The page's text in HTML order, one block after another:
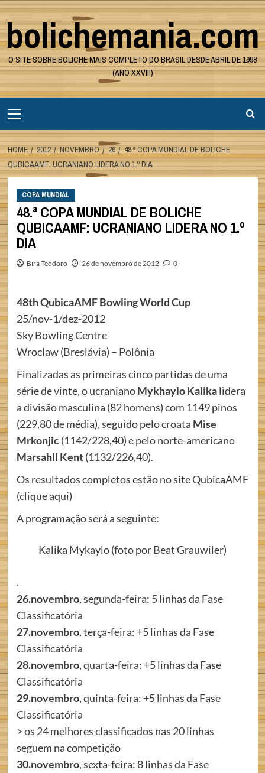
Skip
to
content
bolichemania.com
O SITE SOBRE BOLICHE MAIS COMPLETO DO BRASIL DESDE ABRIL DE 1998
(ANO XXVIII)
Menu
HOME 2012 NOVEMBRO 26
48.ª COPA MUNDIAL DE BOLICHE
QUBICAAMF: UCRANIANO LIDERA NO 1.º DIA
COPA MUNDIAL
48.ª COPA MUNDIAL DE BOLICHE
QUBICAAMF: UCRANIANO LIDERA NO 1.º
DIA
Bira Teodoro 26 de novembro de 2012 0
48th QubicaAMF Bowling World Cup
25/nov-1/dez-2012
Sky Bowling Centre
Wroclaw (Breslávia) – Polônia
Finalizadas as primeiras cinco partidas de uma
série de vinte, o ucranianoMykhayloKalikalidera
a divisão masculina (82 homens) com 1149 pinos
(229,80 de média), seguido pelo croata Mise
Mrkonjic(1142/228,40) e pelo norte-americano
Marsahll Kent(1132/226,40).
Os resultados completos estão no site QubicaAMF
(clique aqui)
A programação será a seguinte:
Kalika Mykaylo (foto por Beat Grauwiler)
.
26.novembro, segunda-feira: 5 linhas da Fase
Classificatória
27.novembro, terça-feira: +5 linhas da Fase
Classificatória
28.novembro, quarta-feira: +5 linhas da Fase
Classificatória
29.novembro, quinta-feira: +5 linhas da Fase
Classificatória
> os 24 melhores classificados nas 20 linhas
seguem na competição
30.novembro, sexta-feira: 8 linhas da Fase